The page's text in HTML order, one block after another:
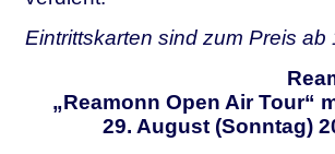
Eintrittskarten sind zum Preis
„Reamonn Open Air Tour“
29. August (Sonntag)